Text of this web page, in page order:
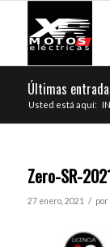
Últimas
Usted está aquí:
Zero-SR-
27 enero, 2021 / por